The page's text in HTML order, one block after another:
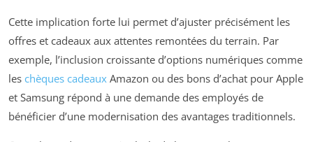
Cette implication forte lui permet d’ajuster précisément les
offres et cadeaux aux attentes remontées du terrain. Par
exemple, l’inclusion croissante d’options numériques comme
les chèques cadeaux Amazon ou des bons d’achat pour Apple
et Samsung répond à une demande des employés de
bénéficier d’une modernisation des avantages traditionnels.